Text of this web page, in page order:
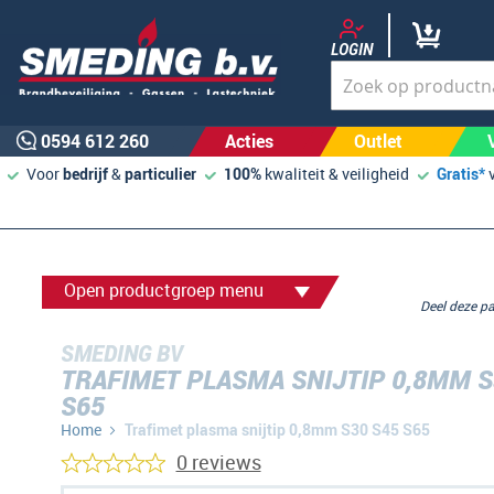
LOGIN
0594 612 260 Acties Outlet
Voorbedrijf&particulier 100% kwaliteit & veiligheid Gratis*
Open productgroep menu
SMEDING BV
TRAFIMET PLASMA SNIJTIP 0,8MM
S65
Home Trafimet plasma snijtip 0,8mm S30 S45 S65
Deel deze
0 reviews